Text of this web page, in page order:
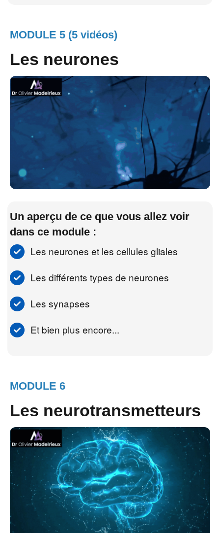
MODULE 5 (5 vidéos)
Les neurones
Un aperçu de ce que vous allez voir
dans ce module :
Les neurones et les cellules gliales
Les différents types de neurones
Les synapses
Et bien plus encore...
MODULE 6
Les neurotransmetteurs